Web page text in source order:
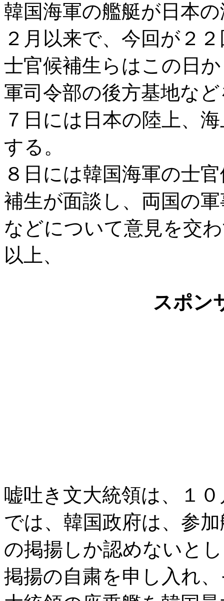
韓国海軍の艦艇が日本
２月以来で、今回が２
士官候補生らはこの日
軍司令部の後方基地な
７日には日本の陸上、
する。
８日には韓国海軍の士
補生が面談し、両国の
などについて意見を交
以上、
スポン
嘘吐き文大統領は、１
では、韓国政府は、参
の掲揚しか認めないと
掲揚の自粛を申し入れ